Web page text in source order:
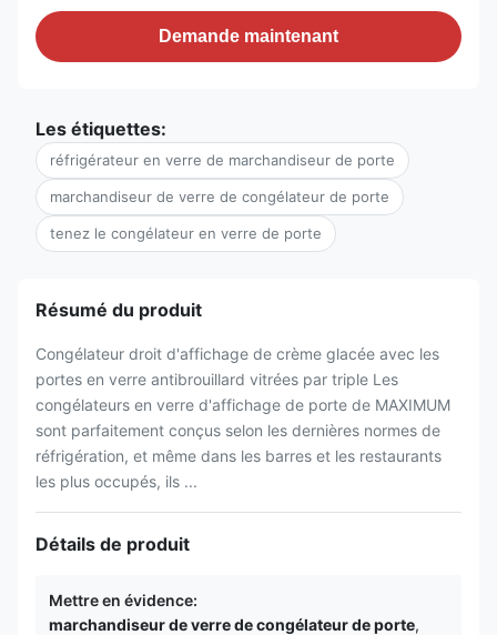
Demande maintenant
Les étiquettes:
réfrigérateur en verre de marchandiseur de porte
marchandiseur de verre de congélateur de porte
tenez le congélateur en verre de porte
Résumé du produit
Congélateur droit d'affichage de crème glacée avec les
portes en verre antibrouillard vitrées par triple Les
congélateurs en verre d'affichage de porte de MAXIMUM
sont parfaitement conçus selon les dernières normes de
réfrigération, et même dans les barres et les restaurants
les plus occupés, ils ...
Détails de produit
Mettre en évidence:
marchandiseur de verre de congélateur de porte,